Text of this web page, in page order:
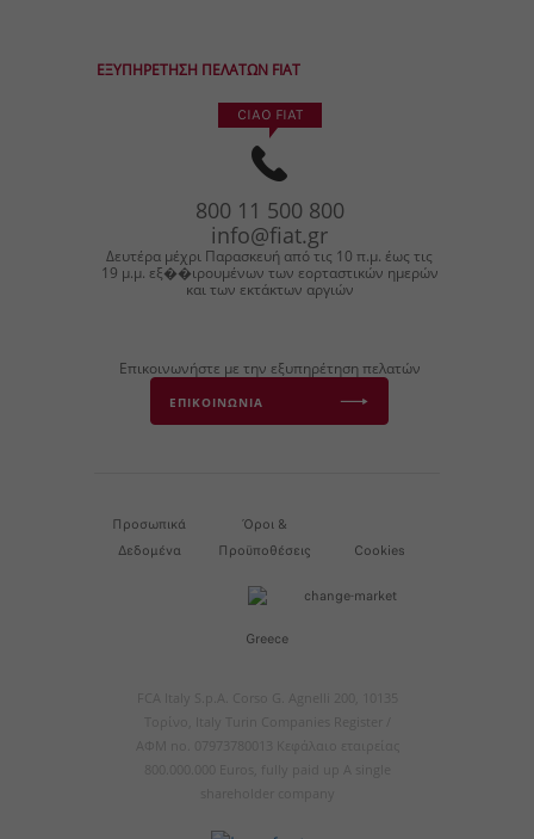
ΕΞΥΠΗΡΕΤΗΣΗ ΠΕΛΑΤΩΝ FIAT
CIAO FIAT
800 11 500 800
info@fiat.gr
Δευτέρα μέχρι Παρασκευή από τις 10 π.μ. έως τις
19 μ.μ. εξ��ιρουμένων των εορταστικών ημερών
και των εκτάκτων αργιών
Επικοινωνήστε με την εξυπηρέτηση πελατών
ΕΠΙΚΟΙΝΩΝΙΑ
Προσωπικά
Δεδομένα
Όροι &
Προϋποθέσεις
Cookies
Greece